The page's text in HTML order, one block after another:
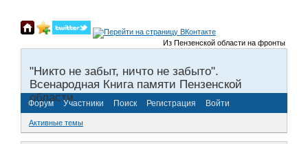
Из Пензенской области на фронты
"Никто не забыт, ничто не забыто".
Всенародная Книга памяти Пензенской
области.
Форум Участники Поиск Регистрация Войти
Активные темы